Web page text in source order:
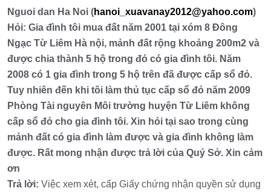
Nguoi dan Ha Noi (hanoi_xuavanay2012@yahoo.com)
Hỏi: Gia đình tôi mua đất năm 2001 tại xóm 8 Đông
Ngạc Từ Liêm Hà nội, mảnh đất rộng khoảng 200m2 và
được chia thành 5 hộ trong đó có gia đình tôi. Năm
2008 có 1 gia đình trong 5 hộ trên đã được cấp sổ đỏ.
Tuy nhiên đến khi tôi làm thủ tục cấp sổ đỏ năm 2009
Phòng Tài nguyên Môi trường huyện Từ Liêm không
cấp sổ đỏ cho gia đình tôi. Xin hỏi tại sao trong cùng
mảnh đất có gia đình làm được và gia đình không làm
được. Rất mong nhận được trả lời của Quý Sở. Xin cảm
ơn
Trả lời: Việc xem xét, cấp Giấy chứng nhận quyền sử dụng